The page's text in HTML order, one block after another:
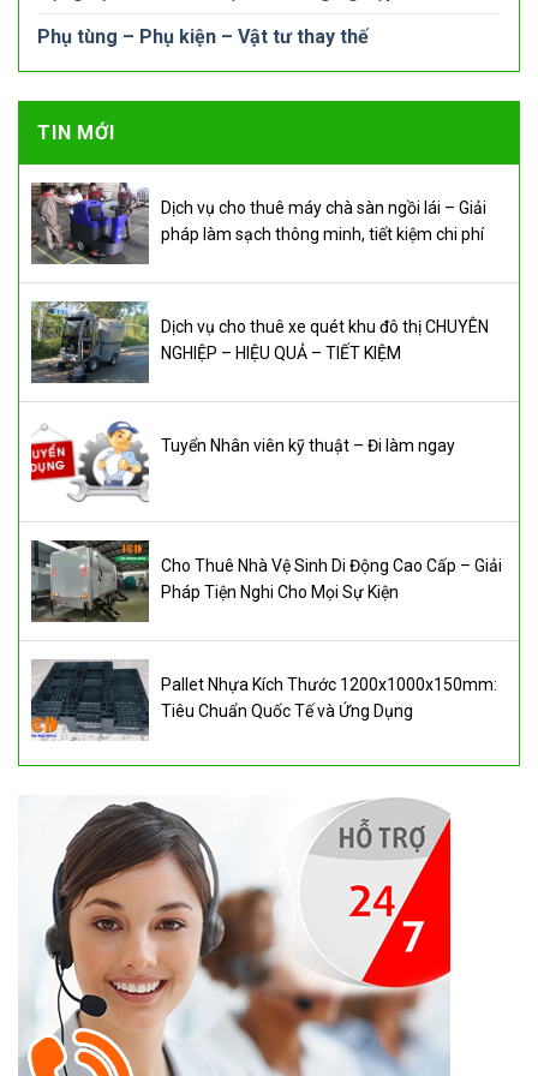
Phụ tùng – Phụ kiện – Vật tư thay thế
TIN MỚI
Dịch vụ cho thuê máy chà sàn ngồi lái – Giải
pháp làm sạch thông minh, tiết kiệm chi phí
Dịch vụ cho thuê xe quét khu đô thị CHUYÊN
NGHIỆP – HIỆU QUẢ – TIẾT KIỆM
Tuyển Nhân viên kỹ thuật – Đi làm ngay
Cho Thuê Nhà Vệ Sinh Di Động Cao Cấp – Giải
Pháp Tiện Nghi Cho Mọi Sự Kiện
Pallet Nhựa Kích Thước 1200x1000x150mm:
Tiêu Chuẩn Quốc Tế và Ứng Dụng